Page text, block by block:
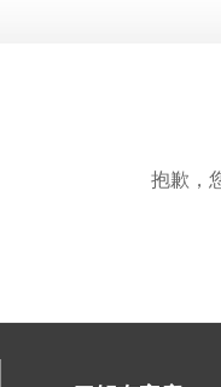
抱歉，